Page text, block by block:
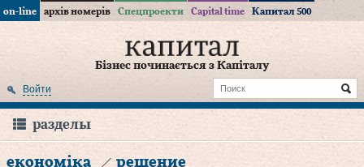
on-line архів номерів Спецпроекти Capital time Капитал 500
Бізнес починається з Капіталу
Войти
разделы
економіка решение